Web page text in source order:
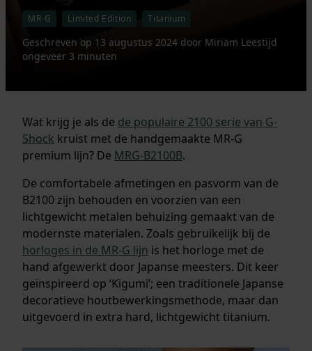
MR-G Limited Edition Titanium
Geschreven op 13 augustus 2024 door Miriam Leestijd
ongeveer 3 minuten
Wat krijg je als de de populaire 2100 serie van G-
Shock kruist met de handgemaakte MR-G
premium lijn? De MRG-B2100B.
De comfortabele afmetingen en pasvorm van de
B2100 zijn behouden en voorzien van een
lichtgewicht metalen behuizing gemaakt van de
modernste materialen. Zoals gebruikelijk bij de
horloges in de MR-G lijn is het horloge met de
hand afgewerkt door Japanse meesters. Dit keer
geïnspireerd op ‘Kigumi’; een traditionele Japanse
decoratieve houtbewerkingsmethode, maar dan
uitgevoerd in extra hard, lichtgewicht titanium.